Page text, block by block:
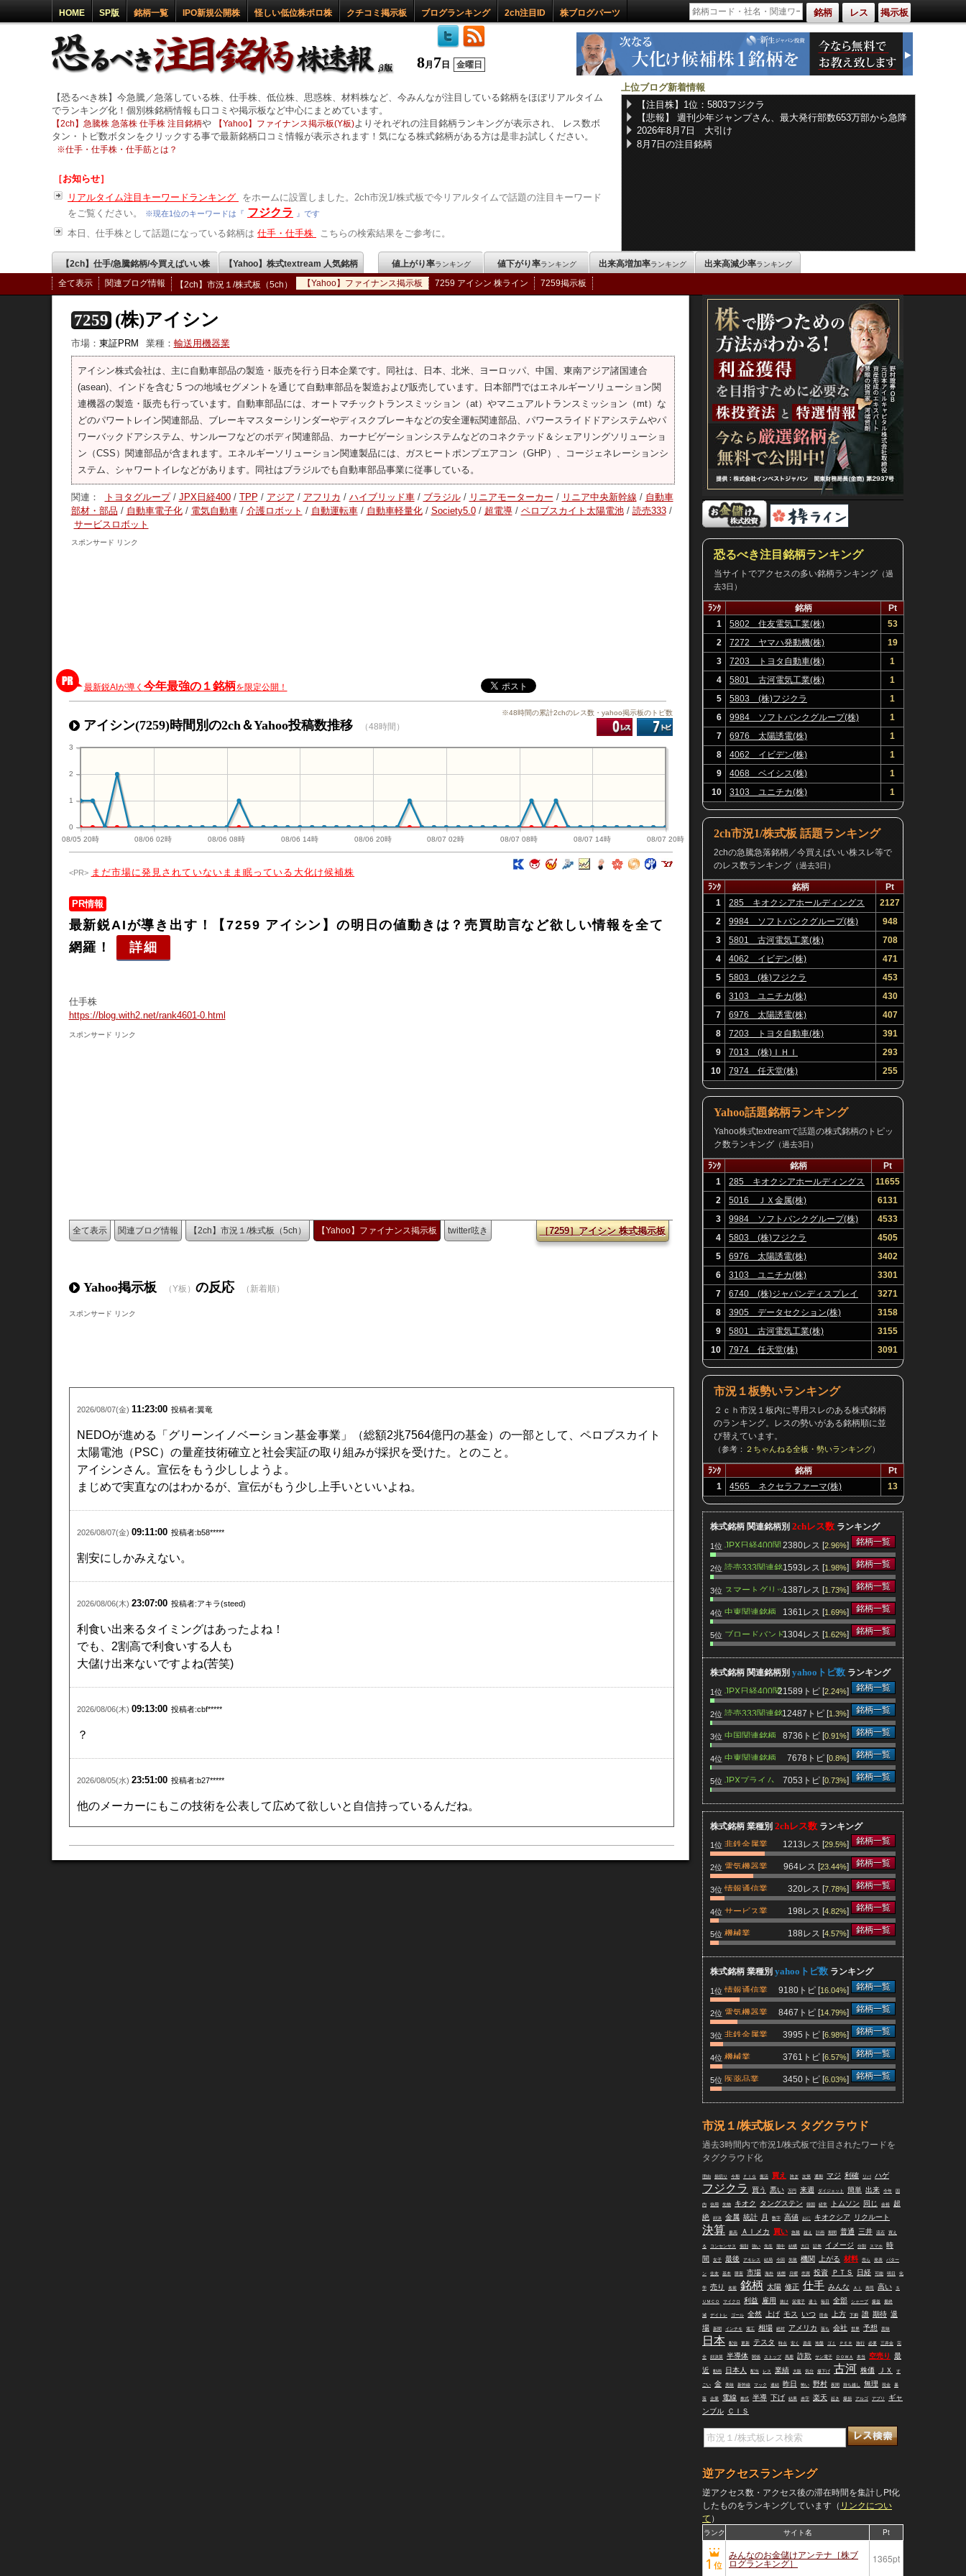
HOME SP版 銘柄一覧 IPO新規公開株 怪しい低位株ボロ株 クチコミ掲示板 ブログランキング 2ch注目ID 株ブログパーツ 銘柄 レス 掲示板
8月 7 日 金曜日
【恐るべき株】今急騰／急落している株、仕手株、低位株、思惑株、材料株など、今みんなが注目している銘柄をほぼリアルタイム
でランキング化！個別株銘柄情報も口コミや掲示板など中心にまとめています。
【2ch】急騰株 急落株 仕手株 注目銘柄や 【Yahoo】ファイナンス掲示板(Y板)よりそれぞれの注目銘柄ランキングが表示され、 レス数ボ
タン・トピ数ボタンをクリックする事で最新銘柄口コミ情報が表示されます！気になる株式銘柄がある方は是非お試しください。
※仕手・仕手株・仕手筋とは？
［お知らせ］
リアルタイム注目キーワードランキング
をホームに設置しました。2ch市況1/株式板で今リアルタイムで話題の注目キーワード
をご覧ください。
※現在1位のキーワードは『 フジクラ 』です
本日、仕手株として話題になっている銘柄は 仕手・仕手株 こちらの検索結果をご参考に。
上位ブログ新着情報
【注目株】1位：5803フジクラ
【悲報】 週刊少年ジャンプさん、最大発行部数653万部から急降
下でついに「100万部」を割ってしまうｗｗｗｗｗ
2026年8月7日 大引け
8月7日の注目銘柄
【2ch】仕手/急騰銘柄/今買えばいい株 【Yahoo】株式textream 人気銘柄 値上がり率ランキング 値下がり率ランキング 出来高増加率ランキング 出来高減少率ランキング
全て表示 関連ブログ情報 【2ch】市況１/株式板（5ch） 【Yahoo】ファイナンス掲示板 7259 アイシン 株ライン 7259掲示板
7259 (株)アイシン
市場： 東証PRM 業種： 輸送用機器業
アイシン株式会社は、主に自動車部品の製造・販売を行う日本企業です。同社は、日本、北米、ヨーロッパ、中国、東南アジア諸国連合
(asean)、インドを含む 5 つの地域セグメントを通じて自動車部品を製造および販売しています。日本部門ではエネルギーソリューション関
連機器の製造・販売も行っています。自動車部品には、オートマチックトランスミッション（at）やマニュアルトランスミッション（mt）な
どのパワートレイン関連部品、ブレーキマスターシリンダーやディスクブレーキなどの安全運転関連部品、パワースライドドアシステムやパ
ワーバックドアシステム、サンルーフなどのボディ関連部品、カーナビゲーションシステムなどのコネクテッド＆シェアリングソリューショ
ン（CSS）関連部品が含まれます。エネルギーソリューション関連製品には、ガスヒートポンプエアコン（GHP）、コージェネレーションシ
ステム、シャワートイレなどがあります。同社はブラジルでも自動車部品事業に従事している。
関連： トヨタグループ / JPX日経400 / TPP / アジア / アフリカ / ハイブリッド車 / ブラジル / リニアモーターカー / リニア中央新幹線 / 自動車
部材・部品 / 自動車電子化 / 電気自動車 / 介護ロボット / 自動運転車 / 自動車軽量化 / Society5.0 / 超電導 / ペロブスカイト太陽電池 / 読売333 /
サービスロボット
スポンサード リンク
最新鋭AIが導く 今年最強の１銘柄を限定公開！
アイシン(7259)時間別の2ch＆Yahoo投稿数推移 （48時間）
※48時間の累計2chのレス数・yahoo掲示板のトピ数
08/05 20時 08/06 02時 08/06 08時 08/06 14時 08/06 20時 08/07 02時 08/07 08時 08/07 14時 08/07 20時
0
1
2
3
まだ市場に発見されていないまま眠っている大化け候補株
PR情報
最新鋭AIが導き出す！【7259 アイシン】の明日の値動きは？売買助言など欲しい情報を全て
網羅！
詳細
仕手株
https://blog.with2.net/rank4601-0.html
スポンサード リンク
全て表示 関連ブログ情報 【2ch】市況１/株式板（5ch） 【Yahoo】ファイナンス掲示板 twitter呟き ［7259］アイシン 株式掲示板
Yahoo掲示板 （Y板） の反応 （新着順）
スポンサード リンク
2026/08/07(金) 11:23:00 投稿者:翼竜
NEDOが進める「グリーンイノベーション基金事業」（総額2兆7564億円の基金）の一部として、 ペロブスカイト
太陽電池（PSC）の量産技術確立と社会実証の取り組みが採択を受けた。とのこと。
アイシンさん。宣伝をもう少ししようよ。
まじめで実直なのはわかるが、宣伝がもう少し上手いといいよね。
2026/08/07(金) 09:11:00 投稿者:b58*****
割安にしかみえない。
2026/08/06(木) 23:07:00 投稿者:アキラ(steed)
利食い出来るタイミングはあったよね！
でも、2割高で利食いする人も
大儲け出来ないですよね(苦笑)
2026/08/06(木) 09:13:00 投稿者:cbf*****
？
2026/08/05(水) 23:51:00 投稿者:b27*****
他のメーカーにもこの技術を公表して広めて欲しいと自信持っているんだね。
恐るべき注目銘柄ランキング
当サイトでアクセスの多い銘柄ランキング（過
去3日）
ﾗﾝｸ 銘柄
Pt
1
5802 住友電気工業(株)
53
2
7272 ヤマハ発動機(株)
19
3
7203 トヨタ自動車(株)
1
4
5801 古河電気工業(株)
1
5
5803 (株)フジクラ
1
6
9984 ソフトバンクグループ(株)
1
7
6976 太陽誘電(株)
1
8
4062 イビデン(株)
1
9
4068 ベイシス(株)
1
10
3103 ユニチカ(株) 1
2ch市況1/株式板 話題ランキング
2chの急騰急落銘柄／今買えばいい株スレ等で
のレス数ランキング（過去3日）
ﾗﾝｸ 銘柄
Pt
1
285 キオクシアホールディングス
(株)
2127
2
9984 ソフトバンクグループ(株)
948
3
5801 古河電気工業(株)
708
4
4062 イビデン(株)
471
5
5803 (株)フジクラ
453
6
3103 ユニチカ(株)
430
7
6976 太陽誘電(株)
407
8
7203 トヨタ自動車(株)
391
9
7013 (株)ＩＨＩ
293
10
7974 任天堂(株) 255
Yahoo話題銘柄ランキング
Yahoo株式textreamで話題の株式銘柄のトピッ
ク数ランキング（過去3日）
ﾗﾝｸ 銘柄
Pt
1
285 キオクシアホールディングス
(株)
11655
2
5016 ＪＸ金属(株)
6131
3
9984 ソフトバンクグループ(株)
4533
4
5803 (株)フジクラ
4505
5
6976 太陽誘電(株)
3402
6
3103 ユニチカ(株)
3301
7
6740 (株)ジャパンディスプレイ
3271
8
3905 データセクション(株)
3158
9
5801 古河電気工業(株)
3155
10
7974 任天堂(株) 3091
市況１板勢いランキング
２ｃｈ市況１板内に専用スレのある株式銘柄
のランキング。レスの勢いがある銘柄順に並
び替えています。
（参考：２ちゃんねる全板・勢いランキング）
ﾗﾝｸ 銘柄
Pt
1
4565 ネクセラファーマ(株) 13
株式銘柄 関連銘柄別 2chレス数 ランキング
1位 JPX日経400関
連銘柄
2380レス [2.96%] 銘柄一覧
2位 読売333関連銘
柄
1593レス [1.98%] 銘柄一覧
3位 スマートグリッ
ド関連銘柄
1387レス [1.73%] 銘柄一覧
4位 中東関連銘柄 1361レス [1.69%] 銘柄一覧
5位 ブロードバンド
関連銘柄
1304レス [1.62%] 銘柄一覧
株式銘柄 関連銘柄別 yahooトピ数 ランキング
1位 JPX日経400関
連銘柄
21589トピ [2.24%] 銘柄一覧
2位 読売333関連銘
柄
12487トピ [1.3%] 銘柄一覧
3位 中国関連銘柄 8736トピ [0.91%] 銘柄一覧
4位 中東関連銘柄 7678トピ [0.8%] 銘柄一覧
5位 JPXプライム
150関連銘柄
7053トピ [0.73%] 銘柄一覧
株式銘柄 業種別 2chレス数 ランキング
1位 非鉄金属業 1213レス [29.5%] 銘柄一覧
2位 電気機器業 964レス [23.44%] 銘柄一覧
3位 情報通信業 320レス [7.78%] 銘柄一覧
4位 サービス業 198レス [4.82%] 銘柄一覧
5位 機械業 188レス [4.57%] 銘柄一覧
株式銘柄 業種別 yahooトピ数 ランキング
1位 情報通信業 9180トピ [16.04%] 銘柄一覧
2位 電気機器業 8467トピ [14.79%] 銘柄一覧
3位 非鉄金属業 3995トピ [6.98%] 銘柄一覧
4位 機械業 3761トピ [6.57%] 銘柄一覧
5位 医薬品業 3450トピ [6.03%] 銘柄一覧
市況１/株式板レス タグクラウド
過去3時間内で市況1/株式板で注目されたワードを
タグクラウド化
理由 損切り 今期 ＦＩＧ 復活 買え 跨ぎ 次第 通期 マジ 利確 リバ ハゲ
フジクラ 買う 悪い 万円 来週 ダイジェット 簡単 出来 今年 国
内 信用 先物 キオク タングステン 韓国 経常 トムソン 同じ 余裕
超
絶
好決 金属 統計 月 数字 高値 おに キオクシア リクルート
決算 最高 ＡＩメカ 買い 急騰 超え 計画 期間 普通 三井 流石 買え
る コンセンサス 個別 強い 先生 場中 結構 大口 証券 イメージ 分割 スマホ
時
間
女子 最後 アキレス 結局 今回 失敗 機関 上がる 材料 売ら 発表 パター
ン 住友 基本 障害 市場 海外 状態 月曜 売買 投資 ＰＴＳ 日経 可能 明日 化
学 売り 名前 銘柄 太陽 修正 仕手 みんな ＡＩ 寿司 高い Ｓ
ＵＭＣＯ マイクロ 利益 雇用 抜け 栄電子 違う 毎日 全部 シャープ 爆益 最終
減 デイトレ ゴール 全然 上げ モス いつ 田舎 上方 下痢 誰 期待 退
場
新聞 インチキ 電工 相場 絶対 アメリカ 落ち 会社 世界 予想 意味
日本 配信 更新 テスタ 時点 安く 資産 地盤 ゴミ ＰＥＲ 旅行 必要 三井金 完
全 好決算 半導体 関係 ストップ 馬鹿 詐欺 サン電子 ＤＯＷＡ 本当 空売り
最
近
動画 日本人 配当 レス 業績 大阪 気分 爆下げ 古河 株価 ＪＸ す
ごい 金 美味 新幹線 マック 連結 昨日 怖い 野村 夜間 持ち越し 無理 現金 暴
落 企業 電線 株式 半導 下げ 結果 赤字 楽天 起き 爆損 アルゴ アプリ
ギャ
ンブル
ＣＩＳ
逆アクセスランキング
逆アクセス数・アクセス後の滞在時間を集計しPt化
したものをランキングしています（ リンクについ
て）
ランク サイト名 Pt
みんなのお金儲けアンテナ［株ブ
ログランキング］ 1365pt